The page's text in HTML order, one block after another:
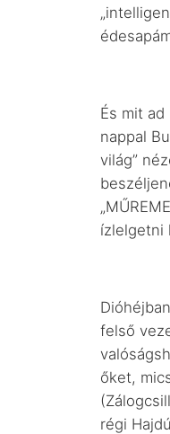
És mit
nappal
világ”
ízlelgetni
felső
őket,
régi